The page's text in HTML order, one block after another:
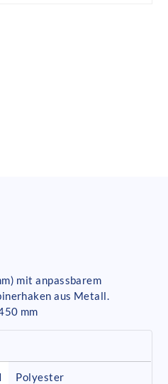
mit anpassbarem
aus Metall.
mm
Polyester